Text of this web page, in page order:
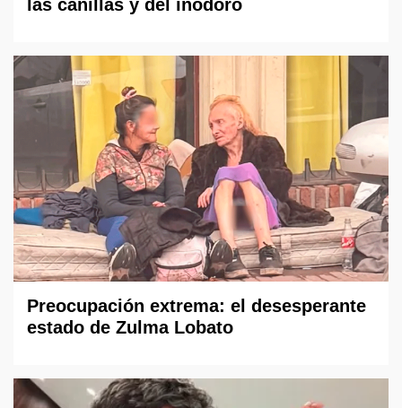
las canillas y del inodoro
Preocupación extrema: el desesperante
estado de Zulma Lobato